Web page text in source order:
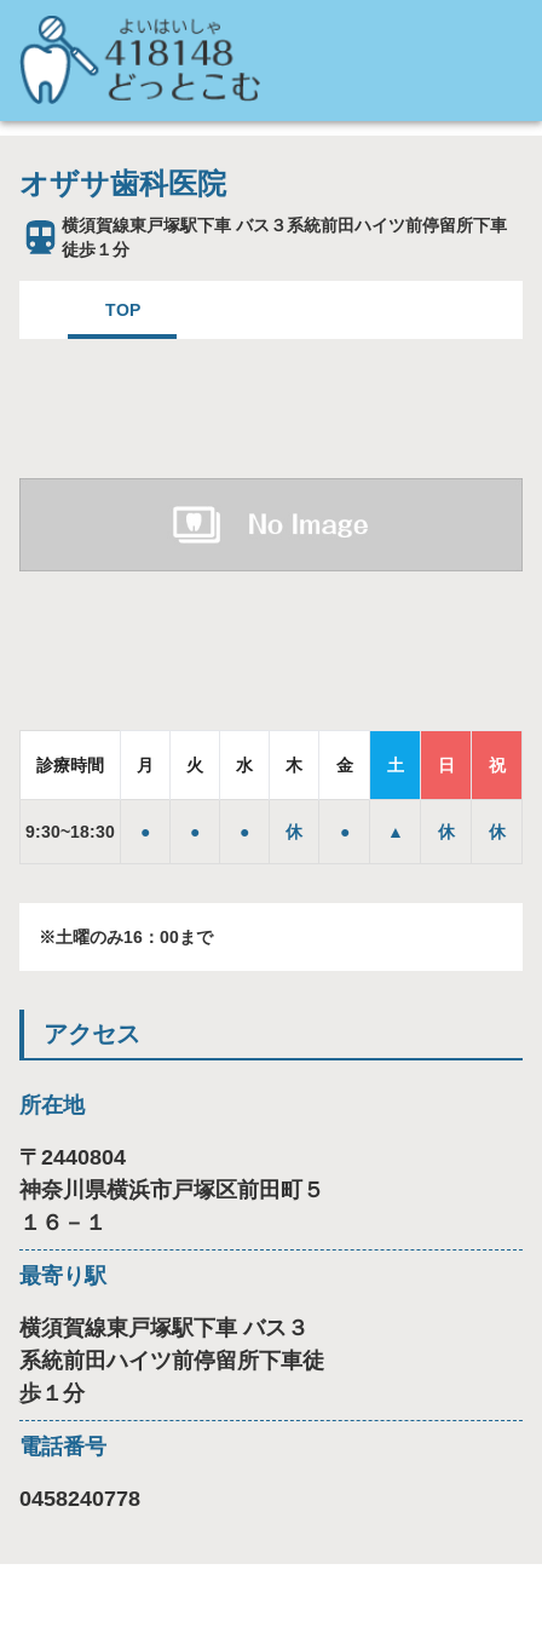
オザサ歯科医院
横須賀線東戸塚駅下車 バス３系統前田ハイツ前停留所下車
徒歩１分
TOP
診療時間 月 火 水 木 金 土 日 祝
9:30~18:30 ● ● ● 休 ● ▲ 休 休
※土曜のみ16：00まで
アクセス
所在地
〒 2440804
神奈川県横浜市戸塚区前田町５
１６－１
最寄り駅
横須賀線東戸塚駅下車 バス３
系統前田ハイツ前停留所下車徒
歩１分
電話番号
0458240778